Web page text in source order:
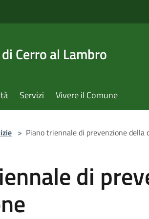
Cerro al Lambro
Servizi Vivere il Comune
> Piano triennale di prevenzione della
di